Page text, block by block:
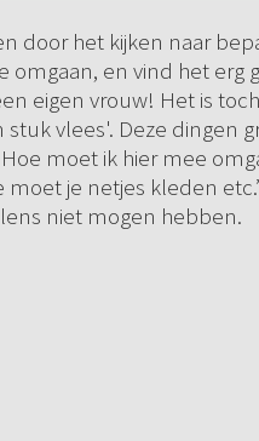
door het kijken naar
en vind het erg
eigen vrouw! Het is
vlees'. Deze dingen
moet ik hier mee
moet je netjes kleden
niet mogen hebben.